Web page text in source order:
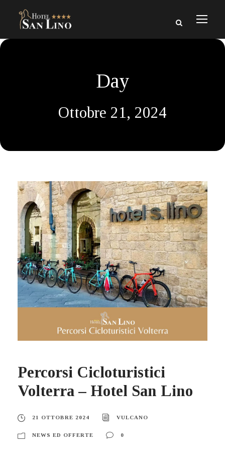
Day
Ottobre 21, 2024
Percorsi Cicloturistici
Volterra – Hotel San Lino
21 OTTOBRE 2024 VULCANO
NEWS ED OFFERTE 0